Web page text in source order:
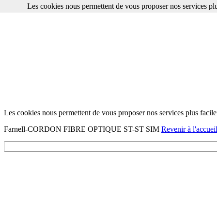
Les cookies nous permettent de vous proposer nos services plus
Farnell-CORDON FIBRE OPTIQUE ST-ST SIM Revenir à l'accueil
Les cookies nous permettent de vous proposer nos services